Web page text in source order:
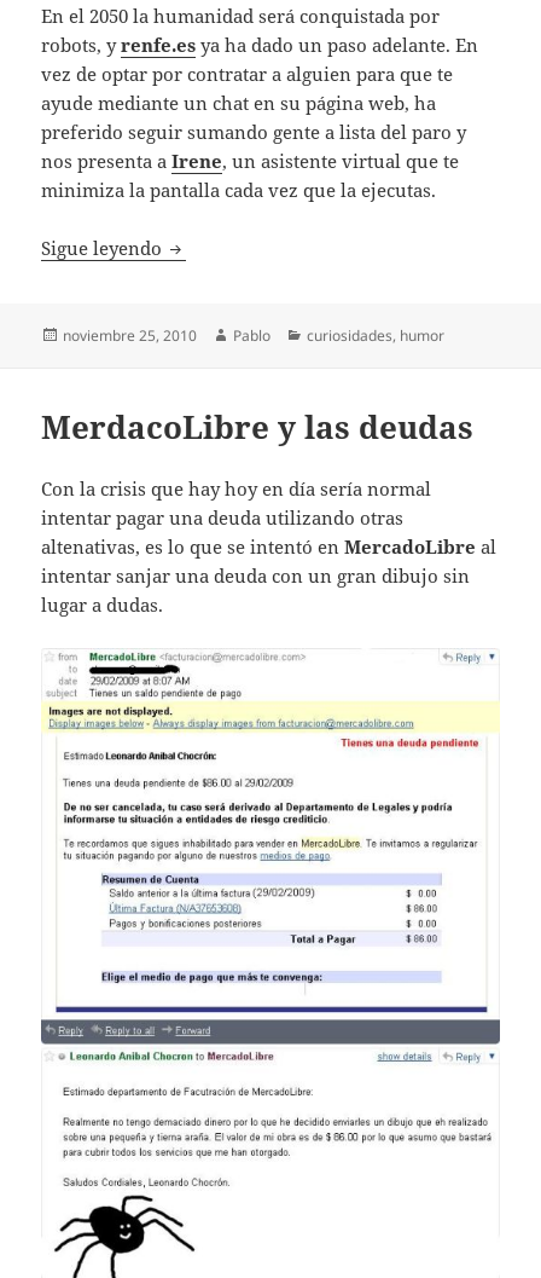
En el 2050 la humanidad será conquistada por
robots, yrenfe.es ya ha dado un paso adelante. En
vez de optar por contratar a alguien para que te
ayude mediante un chat en su página web, ha
preferido seguir sumando gente a lista del paro y
nos presenta aIrene, un asistente virtual que te
minimiza la pantalla cada vez que la ejecutas.
Sigue leyendo Renfe.es presenta asistente virtual
Publicado
noviembre 25, 2010 Autor
Pablo Categorías
curiosidades, humor
MerdacoLibre y las deudas
Con la crisis que hay hoy en día sería normal
intentar pagar una deuda utilizando otras
altenativas, es lo que se intentó enMercadoLibre al
intentar sanjar una deuda con un gran dibujo sin
lugar a dudas.